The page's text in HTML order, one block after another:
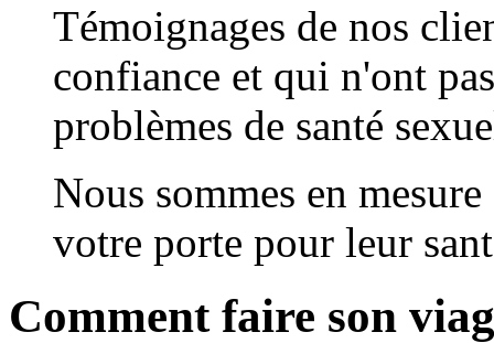
Témoignages de nos
confiance et qui n'ont
problèmes de santé
Nous sommes en
votre porte pour leur
Comment faire son